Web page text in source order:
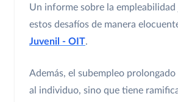
Un informe sobre la empleabilidad
estos desafíos de manera
Juvenil - OIT.
Además, el subempleo
al individuo, sino que tiene